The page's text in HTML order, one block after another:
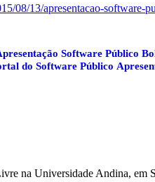
08/13/apresentacao-software-
Software Público
do Software Público
na Universidade Andina, em